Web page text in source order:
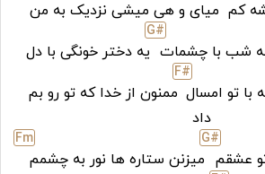
کم میای و هی میشی نزدیک به من
شب با چشمات
G#
یه دختر خونگی با دل
با تو امسال
F#
ممنون از خدا که تو رو بم
داد
عشقم
G#
میزنن ستاره ها نور به چشمم
Fm